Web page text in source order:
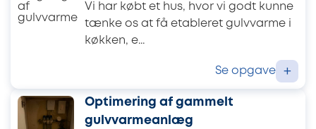
Vi har købt et hus, hvor vi godt kunne
tænke os at få etableret gulvvarme i
køkken, e...
Se opgave +
Optimering af gammelt
gulvvarmeanlæg